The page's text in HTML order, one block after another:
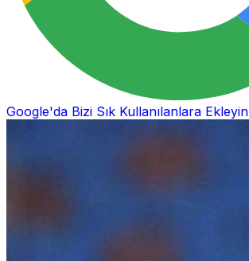
Google'da Bizi Sık Kullanılanlara Ekleyin